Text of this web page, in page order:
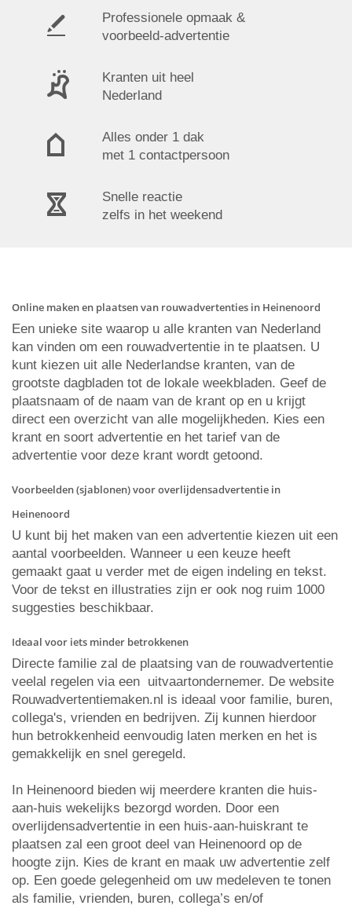
Professionele opmaak &
voorbeeld-advertentie
Kranten uit heel
Nederland
Alles onder 1 dak
met 1 contactpersoon
Snelle reactie
zelfs in het weekend
Online maken en plaatsen van rouwadvertenties in Heinenoord
Een unieke site waarop u alle kranten van Nederland
kan vinden om een rouwadvertentie in te plaatsen. U
kunt kiezen uit alle Nederlandse kranten, van de
grootste dagbladen tot de lokale weekbladen. Geef de
plaatsnaam of de naam van de krant op en u krijgt
direct een overzicht van alle mogelijkheden. Kies een
krant en soort advertentie en het tarief van de
advertentie voor deze krant wordt getoond.
Voorbeelden (sjablonen) voor overlijdensadvertentie in
Heinenoord
U kunt bij het maken van een advertentie kiezen uit een
aantal voorbeelden. Wanneer u een keuze heeft
gemaakt gaat u verder met de eigen indeling en tekst.
Voor de tekst en illustraties zijn er ook nog ruim 1000
suggesties beschikbaar.
Ideaal voor iets minder betrokkenen
Directe familie zal de plaatsing van de rouwadvertentie
veelal regelen via een uitvaartondernemer. De website
Rouwadvertentiemaken.nl is ideaal voor familie, buren,
collega's, vrienden en bedrijven. Zij kunnen hierdoor
hun betrokkenheid eenvoudig laten merken en het is
gemakkelijk en snel geregeld.
In Heinenoord bieden wij meerdere kranten die huis-
aan-huis wekelijks bezorgd worden. Door een
overlijdensadvertentie in een huis-aan-huiskrant te
plaatsen zal een groot deel van Heinenoord op de
hoogte zijn. Kies de krant en maak uw advertentie zelf
op. Een goede gelegenheid om uw medeleven te tonen
als familie, vrienden, buren, collega’s en/of